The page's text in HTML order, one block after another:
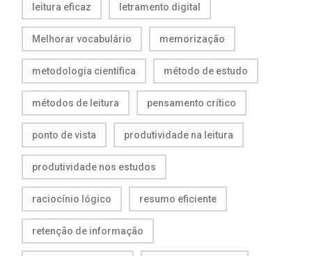
leitura eficaz letramento digital
Melhorar vocabulário memorização
metodologia científica método de estudo
métodos de leitura pensamento crítico
ponto de vista produtividade na leitura
produtividade nos estudos
raciocínio lógico resumo eficiente
retenção de informação